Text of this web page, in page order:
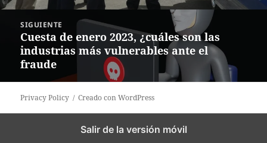
SIGUIENTE
Siguiente
entrada:
Cuesta de enero 2023, ¿cuáles son las
industrias más vulnerables ante el
fraude
Privacy Policy Creado con WordPress
Salir de la versión móvil